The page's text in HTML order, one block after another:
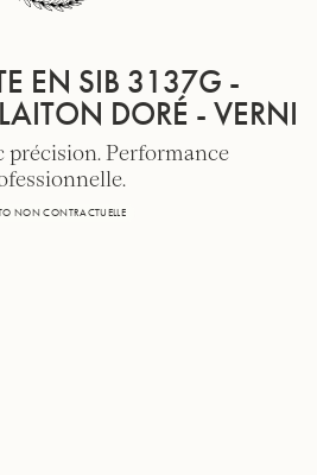
EN SIB 3137G -
DORÉ - VERNI
précision. Performance
NON CONTRACTUELLE